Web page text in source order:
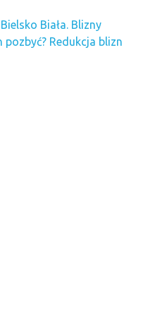
Biała. Blizny
Redukcja blizn